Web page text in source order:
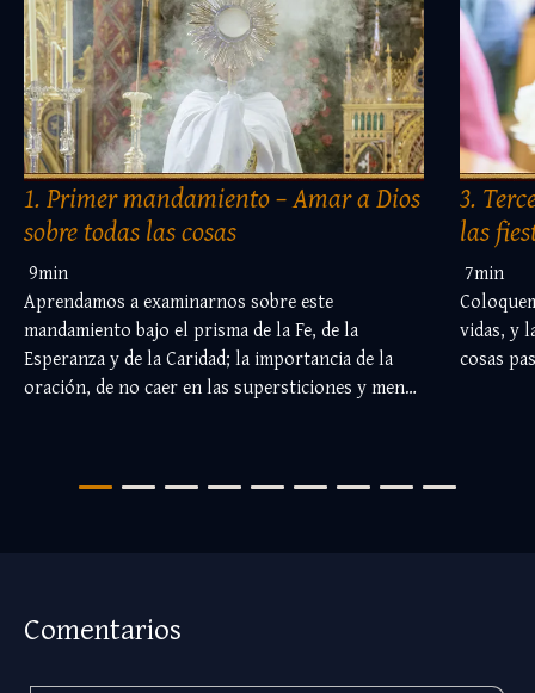
1. Primer mandamiento – Amar a Dios
sobre todas las cosas
9min
Aprendamos a examinarnos sobre este
mandamiento bajo el prisma de la Fe, de la
Esperanza y de la Caridad; la importancia de la
oración, de no caer en las supersticiones y menos
3.
las
7min
vidas, y
cosas
Comentarios